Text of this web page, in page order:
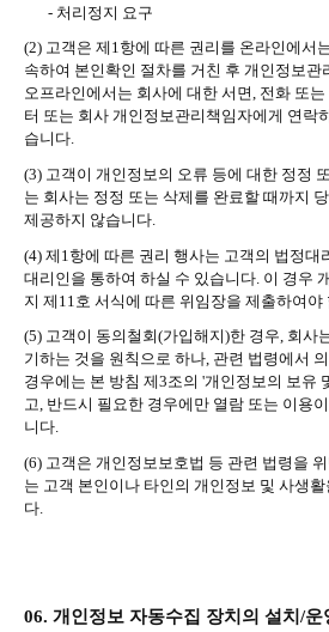
- 처리정지 요구
(2) 고객은 제 1항에 따른 권리를 온라인에서
속하여 본인확인 절차를 거친 후 개인정보관
오프라인에서는 회사에 대한 서면, 전화 또
터 또는 회사 개인정보관리책임자에게 연락
습니다.
(3) 고객이 개인정보의 오류 등에 대한 정정
는 회사는 정정 또는 삭제를 완료할 때까지
제공하지 않습니다.
(4) 제 1 항에 따른 권리 행사는 고객의 법정대
대리인을 통하여 하실 수 있습니다 이 경우
지 제 11 호 서식에 따른 위임장을 제출하여야
(5) 고객이 동의철회(가입해지)한 경우, 회사
기하는 것을 원칙으로 하나, 관련 법령에서
경우에는 본 방침 제3조의 '개인정보의 보유
고, 반드시 필요한 경우에만 열람 또는 이용
니다.
(6) 고객은 개인정보보호법 등 관련 법령을
는 고객 본인이나 타인의 개인정보 및 사생
다.
06. 개인정보 자동수집 장치의 설치 /운